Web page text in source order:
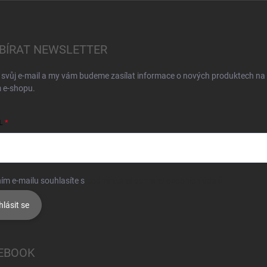
NEWSLETTER
e-mail a my vám budeme zasílat informace o nových produktech na
e-shopu.
e-mailu souhlasíte s
se